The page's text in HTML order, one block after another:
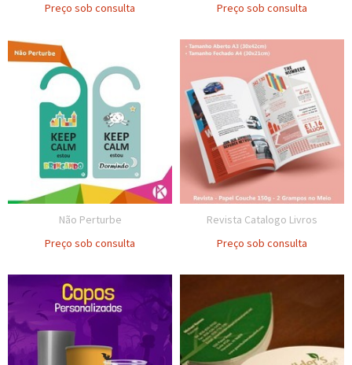
Preço sob consulta
Preço sob consulta
Não Perturbe
Preço sob consulta
Revista Catalogo Livros
Preço sob consulta